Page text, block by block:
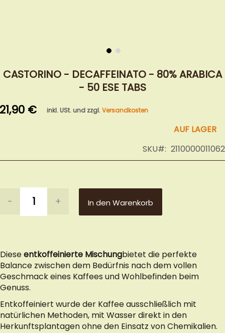
Anfang
springen
CASTORINO - DECAFFEINATO - 80% ARABICA
- 50 ESE TABS
21,90 € inkl. USt. und zzgl.Versandkosten
AUF LAGER
SKU
2110000011062
- + In den Warenkorb
Dieseentkoffeinierte Mischungbietet die perfekte
Balance zwischen dem Bedürfnis nach dem vollen
Geschmack eines Kaffees und Wohlbefinden beim
Genuss.
Entkoffeiniert wurde der Kaffee ausschließlich mit
natürlichen Methoden, mit Wasser direkt in den
Herkunftsplantagen ohne den Einsatz von Chemikalien.